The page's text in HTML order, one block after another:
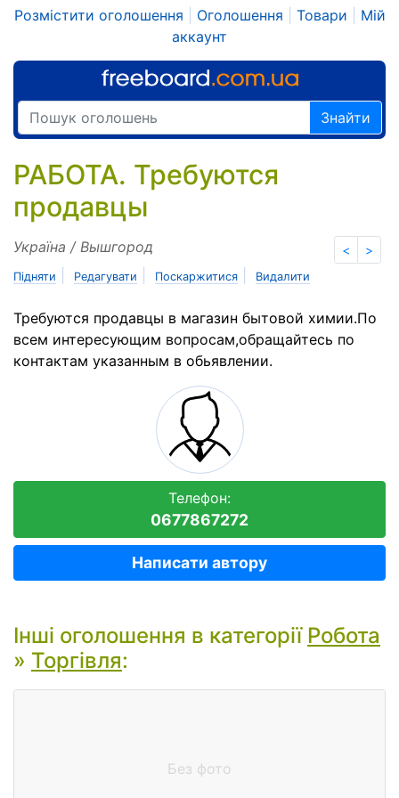
Розмістити оголошення Оголошення Товари
Мій
аккаунт
Знайти
РАБОТА. Требуются
продавцы
< >
Україна / Вышгород
Підняти Редагувати Поскаржитися Видалити
Требуются продавцы в магазин бытовой химии.По
всем интересующим вопросам,обращайтесь по
контактам указанным в обьявлении.
Телефон:
0677867272
Написати автору
Інші оголошення в категорії Робота
» Торгівля:
Без фото